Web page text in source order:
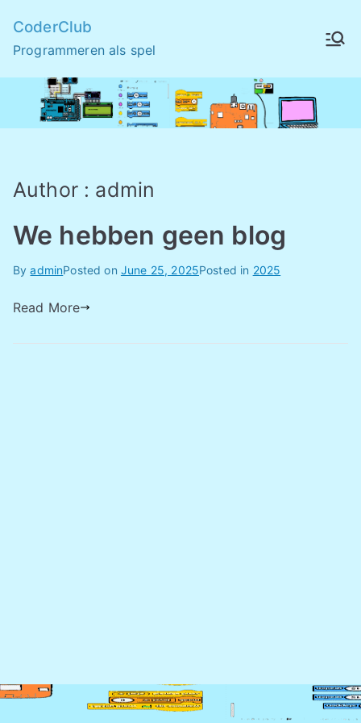
content
CoderClub
Programmeren als spel
Author : admin
We hebben geen blog
ByadminPosted on June 25, 2025Posted in 2025
Read More